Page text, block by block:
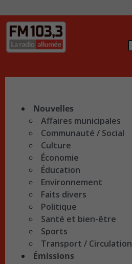
Nouvelles
Affaires municipales
Communauté / Social
Culture
Économie
Éducation
Environnement
Faits divers
Politique
Santé et bien-être
Sports
Transport / Circulation
Émissions